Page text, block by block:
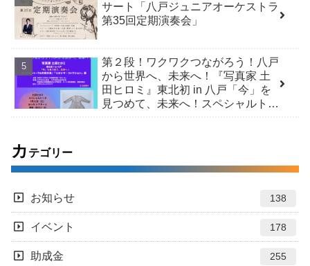
サート「八戸ジュニアオーケストラ
第35回定期演奏会」
第２段！ワクワクつながろう！八戸
から世界へ、未来へ！『写真家 土
田ヒロミ』東北初 in 八戸「今」を
見つめて、未来へ！スペシャルトー
カ テゴリー
お知らせ 138
イベント 178
助成金 255